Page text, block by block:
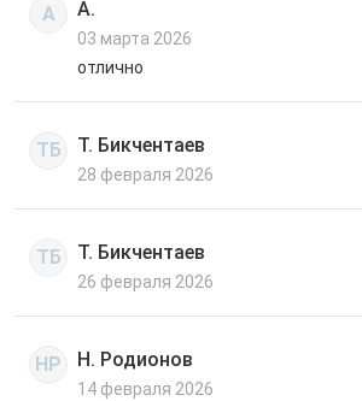
А А.
03 марта 2026
отлично
ТБ Т. Бикчентаев
28 февраля 2026
ТБ Т. Бикчентаев
26 февраля 2026
НР Н. Родионов
14 февраля 2026